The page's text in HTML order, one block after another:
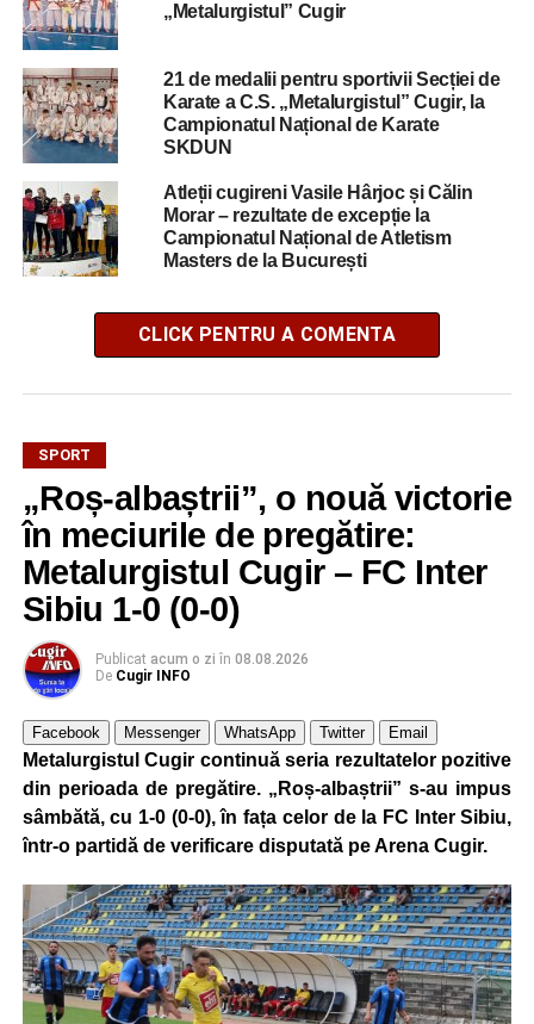
„Metalurgistul” Cugir
21 de medalii pentru sportivii Secției de
Karate a C.S. „Metalurgistul” Cugir, la
Campionatul Național de Karate
SKDUN
Atleții cugireni Vasile Hârjoc și Călin
Morar – rezultate de excepție la
Campionatul Național de Atletism
Masters de la București
CLICK PENTRU A COMENTA
SPORT
„Roș-albaștrii”, o nouă victorie
în meciurile de pregătire:
Metalurgistul Cugir – FC Inter
Sibiu 1-0 (0-0)
Publicat acum o zi în 08.08.2026
De Cugir INFO
Facebook Messenger WhatsApp Twitter Email
Metalurgistul Cugir continuă seria rezultatelor pozitive
din perioada de pregătire. „Roș-albaștrii” s-au impus
sâmbătă, cu 1-0 (0-0), în fața celor de la FC Inter Sibiu,
într-o partidă de verificare disputată pe Arena Cugir.